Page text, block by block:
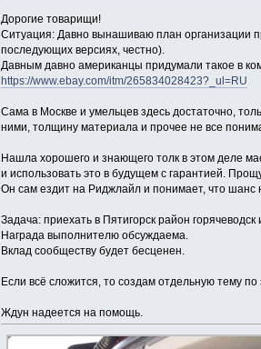
Дорогие товарищи!
Ситуация: Давно вынашиваю план организации
последующих версиях, честно).
Давным давно американцы придумали такое в
https://www.ebay.com/itm/265834028423?_ul=RU
Сама в Москве и умельцев здесь достаточно,
ними, толщину материала и прочее не все
Нашла хорошего и знающего толк в этом деле
и использовать это в будущем с гарантией.
Он сам ездит на Риджлайл и понимает, что шанс
Задача: приехать в Пятигорск район
Награда выполнителю обсуждаема.
Вклад сообществу будет бесценен.
Если всё сложится, то создам отдельную тему
Ждун надеется на помощь.